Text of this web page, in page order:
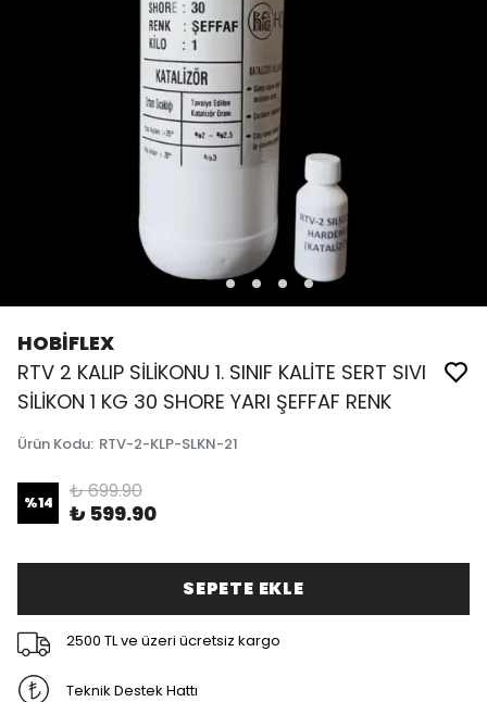
HOBİFLEX
RTV 2 KALIP SİLİKONU 1. SINIF KALİTE SERT SIVI
SİLİKON 1 KG 30 SHORE YARI ŞEFFAF RENK
Ürün Kodu: RTV-2-KLP-SLKN-21
%14 ₺ 699.90
₺ 599.90
SEPETE EKLE
2500 TL ve üzeri ücretsiz kargo
Teknik Destek Hattı